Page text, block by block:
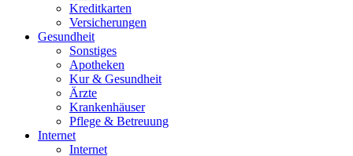
Kreditkarten
Versicherungen
Gesundheit
Sonstiges
Apotheken
Kur & Gesundheit
Ärzte
Krankenhäuser
Pflege & Betreuung
Internet
Internet